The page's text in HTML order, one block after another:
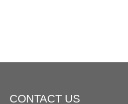
CONTACT US